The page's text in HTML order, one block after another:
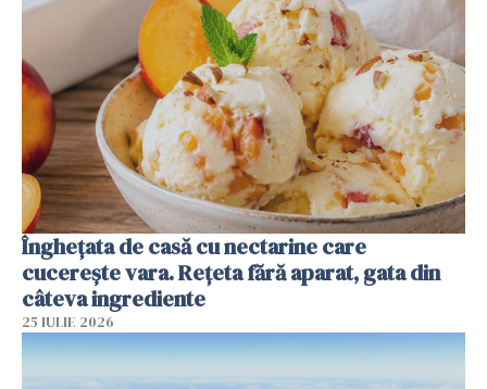
Înghețata de casă cu nectarine care
cucerește vara. Rețeta fără aparat, gata din
câteva ingrediente
25 IULIE 2026